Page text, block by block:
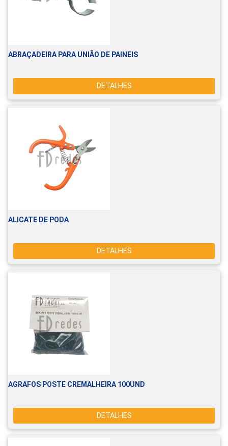
ABRAÇADEIRA PARA UNIÃO DE PAINEIS
DETALHES
ALICATE DE PODA
DETALHES
AGRAFOS POSTE CREMALHEIRA 100UND
DETALHES